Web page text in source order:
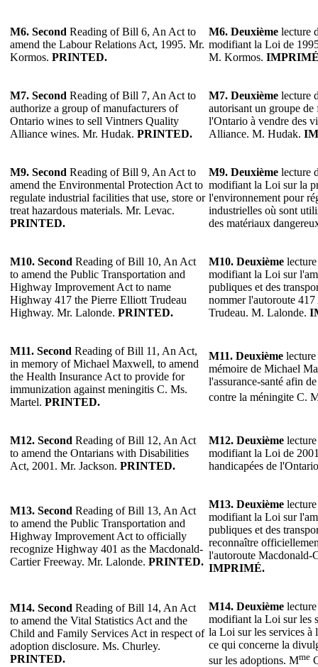
M6. Second Reading of Bill 6, An Act to
amend the Labour Relations Act, 1995. Mr.
Kormos. PRINTED.
M6. Deuxième lecture
modifiant la Loi de
M. Kormos.
M7. Second Reading of Bill 7, An Act to
authorize a group of manufacturers of
Ontario wines to sell Vintners Quality
Alliance wines. Mr. Hudak. PRINTED.
M7. Deuxième lecture
autorisant un groupe
l'Ontario à vendre des
Alliance. M. Hudak.
M9. Second Reading of Bill 9, An Act to
amend the Environmental Protection Act to
regulate industrial facilities that use, store or
treat hazardous materials. Mr. Levac.
PRINTED.
M9. Deuxième lecture
modifiant la Loi sur la
l'environnement pour
industrielles où sont
des matériaux
M10. Second Reading of Bill 10, An Act
to amend the Public Transportation and
Highway Improvement Act to name
Highway 417 the Pierre Elliott Trudeau
Highway. Mr. Lalonde. PRINTED.
M10. Deuxième
modifiant la Loi sur
publiques et des
nommer l'autoroute
Trudeau. M. Lalonde.
M11. Second Reading of Bill 11, An Act,
in memory of Michael Maxwell, to amend
the Health Insurance Act to provide for
immunization against meningitis C. Ms.
Martel. PRINTED.
M11. Deuxième
mémoire de Michael
l'assurance-santé afin
contre la méningite C.
M12. Second Reading of Bill 12, An Act
to amend the Ontarians with Disabilities
Act, 2001. Mr. Jackson. PRINTED.
M12. Deuxième
modifiant la Loi de
handicapées de
M13. Second Reading of Bill 13, An Act
to amend the Public Transportation and
Highway Improvement Act to officially
recognize Highway 401 as the Macdonald-
Cartier Freeway. Mr. Lalonde. PRINTED.
M13. Deuxième
modifiant la Loi sur
publiques et des
reconnaître
l'autoroute Macdonald-
IMPRIMÉ.
M14. Second Reading of Bill 14, An Act
to amend the Vital Statistics Act and the
Child and Family Services Act in respect of
adoption disclosure. Ms. Churley.
PRINTED.
M14. Deuxième
modifiant la Loi sur les
la Loi sur les services à
ce qui concerne la
sur les adoptions. Mme